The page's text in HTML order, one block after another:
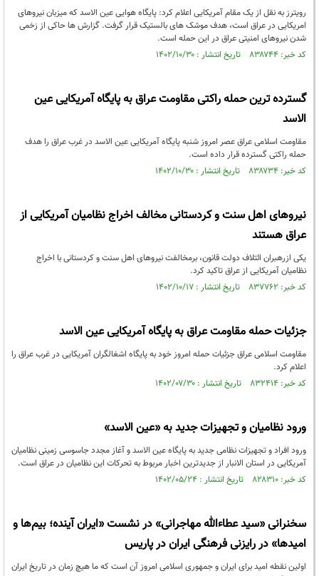
رویترز به نقل از یک مقام آمریکایی اعلام کرد: پایگاه هوایی عین الاسد که میزبان نیروهای
امریکایی در عراق است، هدف موشک های بالستیک قرار گرفت. گزارش ها حاکی از زخمی
شدن نیروهای امنیتی عراق در این حمله است.
کد خبر: ۸۳۸۷۴۴ تاریخ انتشار : ۱۴۰۲/۱۰/۳۰
گسترده ترین حمله راکتی مقاومت عراق به پایگاه آمریکایی عین
الاسد
مقاومت اسلامی عراق عصر امروز شنبه پایگاه آمریکایی عین الاسد در غرب عراق را هدف
حمله راکتی گسترده قرار داده است.
کد خبر: ۸۳۸۷۳۴ تاریخ انتشار : ۱۴۰۲/۱۰/۳۰
نیروهای اهل سنت و کردستانی مخالف اخراج نظامیان آمریکایی از
عراق هستند
یکی ازرهبران ائتلاف دولت قانون، برمخالفت نیروهای اهل سنت و کردستانی با اخراج
نظامیان آمریکایی از عراق تاکید کرد.
کد خبر: ۸۳۷۷۶۲ تاریخ انتشار : ۱۴۰۲/۱۰/۱۷
جزئیات حمله مقاومت عراق به پایگاه آمریکایی عین الاسد
مقاومت اسلامی عراق جزئیات حمله امروز خود به پایگاه اشغالگران آمریکایی در غرب عراق را
اعلام کرد.
کد خبر: ۸۳۲۴۱۴ تاریخ انتشار : ۱۴۰۲/۰۷/۳۰
ورود نظامیان و تجهیزات جدید به «عین الاسد»
ورود افراد و تجهیزات نظامی جدید به پایگاه عین الاسد و آغاز مجدد جاسوسی زمینی نظامیان
آمریکایی در استان الانبار از جدیدترین اخبار مربوط به تحرکات این نظامیان در عراق است.
کد خبر: ۸۲۸۳۱۰ تاریخ انتشار : ۱۴۰۲/۰۵/۲۴
سخنرانی «سید عطاءالله مهاجرانی» در نشست «ایران آینده؛ بیم‌ها و
امیدها» در رایزنی فرهنگی ایران در پاریس
اولین نقطه امید برای ایران و جمهوری اسلامی امروز آن است که ما هیچ زمان در تاریخ ایران